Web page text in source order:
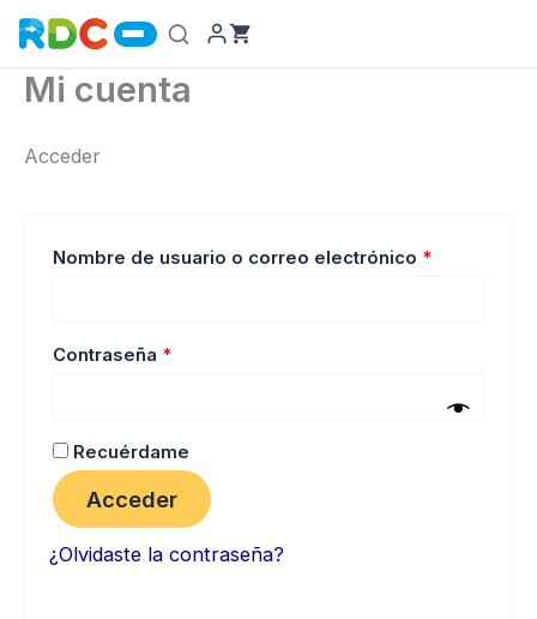
contenido
Mi cuenta
Acceder
Nombre de usuario o correo electrónico *
Contraseña *
Recuérdame
Acceder
¿Olvidaste la contraseña?